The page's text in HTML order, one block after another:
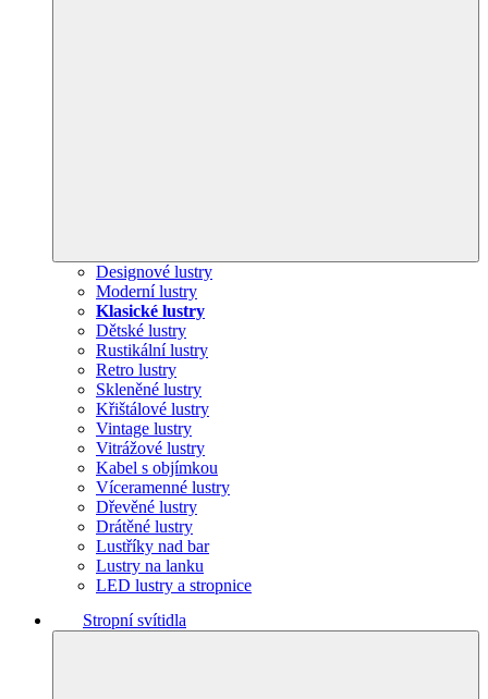
Designové lustry
Moderní lustry
Klasické lustry
Dětské lustry
Rustikální lustry
Retro lustry
Skleněné lustry
Křištálové lustry
Vintage lustry
Vitrážové lustry
Kabel s objímkou
Víceramenné lustry
Dřevěné lustry
Drátěné lustry
Lustříky nad bar
Lustry na lanku
LED lustry a stropnice
Stropní svítidla